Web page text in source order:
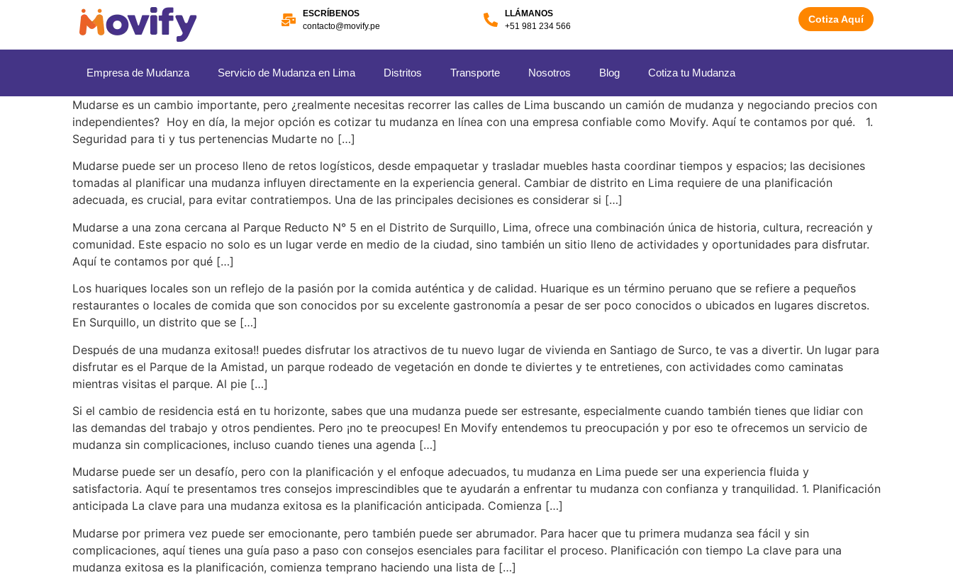
ESCRÍBENOS
contacto@movify.pe
LLÁMANOS
+51 981 234 566
Cotiza Aquí
Empresa de Mudanza Servicio de Mudanza en Lima Distritos Transporte Nosotros Blog Cotiza tu Mudanza
Mudarse es un cambio importante, pero ¿realmente necesitas recorrer las calles de Lima buscando un camión de mudanza y negociando precios con
independientes? Hoy en día, la mejor opción es cotizar tu mudanza en línea con una empresa confiable como Movify. Aquí te contamos por qué. 1.
Seguridad para ti y tus pertenencias Mudarte no […]
Mudarse puede ser un proceso lleno de retos logísticos, desde empaquetar y trasladar muebles hasta coordinar tiempos y espacios; las decisiones
tomadas al planificar una mudanza influyen directamente en la experiencia general. Cambiar de distrito en Lima requiere de una planificación
adecuada, es crucial, para evitar contratiempos. Una de las principales decisiones es considerar si […]
Mudarse a una zona cercana al Parque Reducto N° 5 en el Distrito de Surquillo, Lima, ofrece una combinación única de historia, cultura, recreación y
comunidad. Este espacio no solo es un lugar verde en medio de la ciudad, sino también un sitio lleno de actividades y oportunidades para disfrutar.
Aquí te contamos por qué […]
Los huariques locales son un reflejo de la pasión por la comida auténtica y de calidad. Huarique es un término peruano que se refiere a pequeños
restaurantes o locales de comida que son conocidos por su excelente gastronomía a pesar de ser poco conocidos o ubicados en lugares discretos.
En Surquillo, un distrito que se […]
Después de una mudanza exitosa!! puedes disfrutar los atractivos de tu nuevo lugar de vivienda en Santiago de Surco, te vas a divertir. Un lugar para
disfrutar es el Parque de la Amistad, un parque rodeado de vegetación en donde te diviertes y te entretienes, con actividades como caminatas
mientras visitas el parque. Al pie […]
Si el cambio de residencia está en tu horizonte, sabes que una mudanza puede ser estresante, especialmente cuando también tienes que lidiar con
las demandas del trabajo y otros pendientes. Pero ¡no te preocupes! En Movify entendemos tu preocupación y por eso te ofrecemos un servicio de
mudanza sin complicaciones, incluso cuando tienes una agenda […]
Mudarse puede ser un desafío, pero con la planificación y el enfoque adecuados, tu mudanza en Lima puede ser una experiencia fluida y
satisfactoria. Aquí te presentamos tres consejos imprescindibles que te ayudarán a enfrentar tu mudanza con confianza y tranquilidad. 1. Planificación
anticipada La clave para una mudanza exitosa es la planificación anticipada. Comienza […]
Mudarse por primera vez puede ser emocionante, pero también puede ser abrumador. Para hacer que tu primera mudanza sea fácil y sin
complicaciones, aquí tienes una guía paso a paso con consejos esenciales para facilitar el proceso. Planificación con tiempo La clave para una
mudanza exitosa es la planificación, comienza temprano haciendo una lista de […]